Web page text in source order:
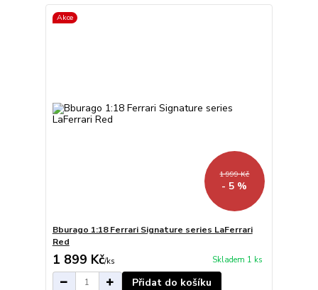
Akce
1 999 Kč
- 5 %
Bburago 1:18 Ferrari Signature series LaFerrari
Red
1 899 Kč/ks Skladem 1 ks
Přidat do košíku